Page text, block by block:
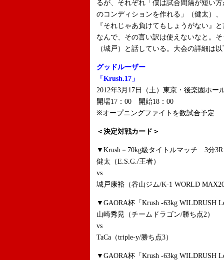
るが、それぞれ「僕は試合間隔が短い
のコンディションを作れる」（健太）
『それじゃあ負けてもしょうがない』
なんで、その言い訳は使えないなと。
（城戸）と話している。大会の詳細は
グッドルーザー
「Krush.17」
2012年3月17日（土）東京・後楽園ホー
開場17：00 開始18：00
※オープニングファイトを数試合予定
＜決定対戦カード＞
▼Krush－70kg級タイトルマッチ 3分3R
健太（E.S.G./王者）
vs
城戸康裕（谷山ジム/K-1 WORLD
▼GAORA杯「Krush -63kg WILDRUSH
山崎秀晃（チームドラゴン/勝ち点2）
vs
TaCa（triple-y/勝ち点3）
▼GAORA杯「Krush -63kg WILDRUSH